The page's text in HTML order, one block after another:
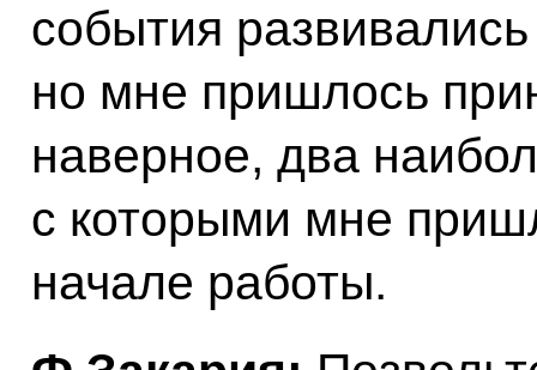
события
но мне пришлось
наверное, два
с которыми мне
начале работы.